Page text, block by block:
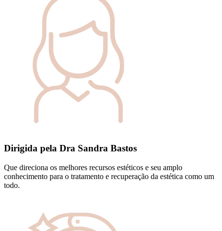
Dirigida pela Dra Sandra Bastos
Que direciona os melhores recursos estéticos e seu amplo
conhecimento para o tratamento e recuperação da estética como um
todo.